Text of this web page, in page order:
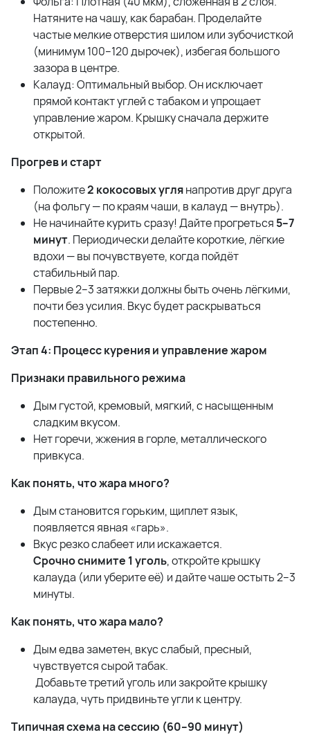
Натяните на чашу, как барабан. Проделайте
частые мелкие отверстия шилом или зубочисткой
(минимум 100–120 дырочек), избегая большого
зазора в центре.
Калауд: Оптимальный выбор. Он исключает
прямой контакт углей с табаком и упрощает
управление жаром. Крышку сначала держите
открытой.
Прогрев и старт
Положите2 кокосовых углянапротив друг друга
(на фольгу — по краям чаши, в калауд — внутрь).
Не начинайте курить сразу! Дайте прогреться 5–7
минут. Периодически делайте короткие, лёгкие
вдохи — вы почувствуете, когда пойдёт
стабильный пар.
Первые 2–3 затяжки должны быть очень лёгкими,
почти без усилия. Вкус будет раскрываться
постепенно.
Этап 4: Процесс курения и управление жаром
Признаки правильного режима
Дым густой, кремовый, мягкий, с насыщенным
сладким вкусом.
Нет горечи, жжения в горле, металлического
привкуса.
Как понять, что жара много?
Дым становится горьким, щиплет язык,
появляется явная «гарь».
Вкус резко слабеет или искажается.
Срочно снимите 1 уголь, откройте крышку
калауда (или уберите её) и дайте чаше остыть 2–3
минуты.
Как понять, что жара мало?
Дым едва заметен, вкус слабый, пресный,
чувствуется сырой табак.
Добавьте третий уголь или закройте крышку
калауда, чуть придвиньте угли к центру.
Типичная схема на сессию (60–90 минут)